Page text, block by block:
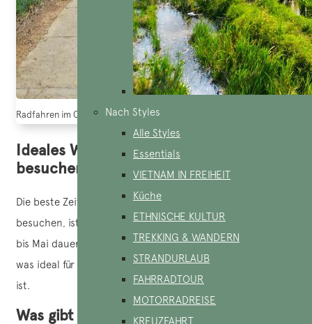
Nach Styles
Alle Styles
Essentials
VIETNAM IN FREIHEIT
Küche
ETHNISCHE KULTUR
TREKKING & WANDERN
STRANDURLAUB
FAHRRADTOUR
MOTORRADREISE
KREUZFAHRT
Radfahren im Cat Tien Nationalpark (bach hoa xanh)
Ideales Wetter, um den Park zu
besuchen
Die beste Zeit, um den Cat-Tien-Nationalpark zu
besuchen, ist während der Trockenzeit, die von Dezember
bis Mai dauert. In dieser Zeit ist das Wetter angenehmer,
was ideal für Wanderungen und die Erkundung des Parks
ist.
Was gibt es im Cat Tien Nationalpark zu